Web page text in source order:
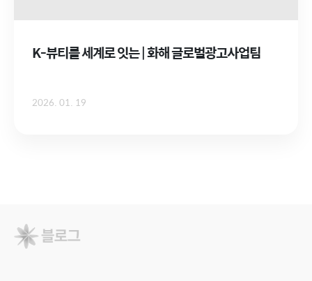
K-뷰티를 세계로 잇는 | 화해 글로벌광고사업팀
2026. 01. 19